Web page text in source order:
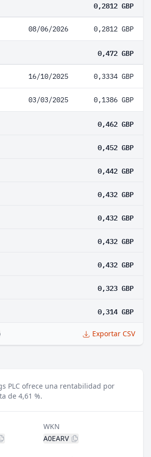
0,2812 GBP
08/06/2026 0,2812 GBP
0,472 GBP
16/10/2025 0,3334 GBP
03/03/2025 0,1386 GBP
0,462 GBP
0,452 GBP
0,442 GBP
0,432 GBP
0,432 GBP
0,432 GBP
0,432 GBP
0,323 GBP
0,314 GBP
Exportar CSV
PLC ofrece una rentabilidad por
de 4,61 %.
WKN
A0EARV